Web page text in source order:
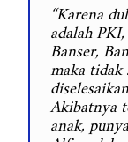
“Karena
adalah
Banser,
maka
Akibatnya
anak,